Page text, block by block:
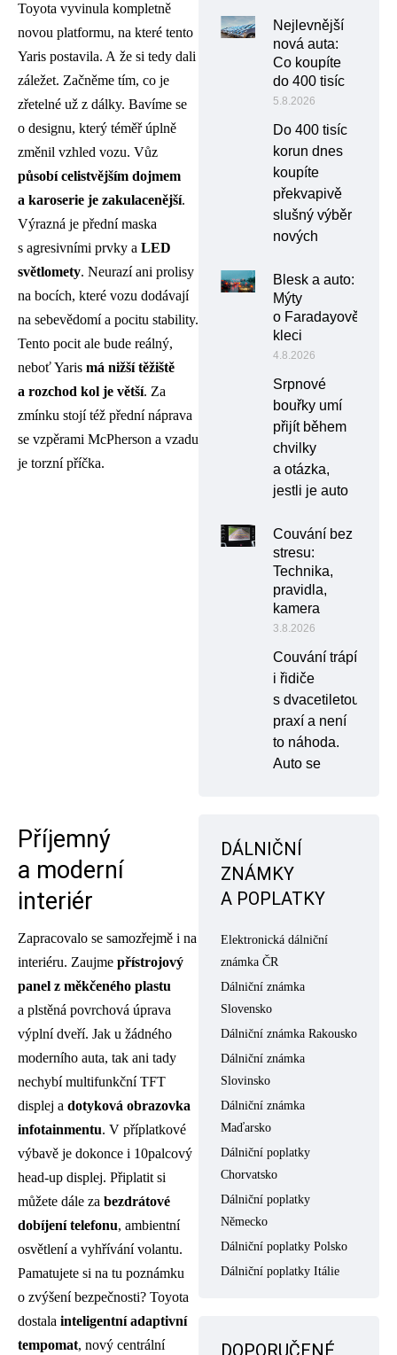
Toyota vyvinula kompletně
novou platformu, na které tento
Yaris postavila. A že si tedy dali
záležet. Začněme tím, co je
zřetelné už z dálky. Bavíme se
o designu, který téměř úplně
změnil vzhled vozu. Vůz
působí celistvějším dojmem
a karoserie je zakulacenější.
Výrazná je přední maska
s agresivními prvky a LED
světlomety. Neurazí ani prolisy
na bocích, které vozu dodávají
na sebevědomí a pocitu stability.
Tento pocit ale bude reálný,
neboť Yaris má nižší těžiště
a rozchod kol je větší. Za
zmínku stojí též přední náprava
se vzpěrami McPherson a vzadu
je torzní příčka.
Příjemný
a moderní
interiér
Zapracovalo se samozřejmě i na
interiéru. Zaujme přístrojový
panel z měkčeného plastu
a plstěná povrchová úprava
výplní dveří. Jak u žádného
moderního auta, tak ani tady
nechybí multifunkční TFT
displej a dotyková obrazovka
infotainmentu. V příplatkové
výbavě je dokonce i 10palcový
head-up displej. Připlatit si
můžete dále za bezdrátové
dobíjení telefonu, ambientní
osvětlení a vyhřívání volantu.
Pamatujete si na tu poznámku
o zvýšení bezpečnosti? Toyota
dostala inteligentní adaptivní
tempomat, nový centrální
Nejlevnější
nová auta:
Co koupíte
do 400 tisíc
5.8.2026
Do 400 tisíc
korun dnes
koupíte
překvapivě
slušný výběr
nových
Blesk a auto:
Mýty
o Faradayově
kleci
4.8.2026
Srpnové
bouřky umí
přijít během
chvilky
a otázka,
jestli je auto
Couvání bez
stresu:
Technika,
pravidla,
kamera
3.8.2026
Couvání trápí
i řidiče
s dvacetiletou
praxí a není
to náhoda.
Auto se
DÁLNIČNÍ
ZNÁMKY
A POPLATKY
Elektronická dálniční
známka ČR
Dálniční známka
Slovensko
Dálniční známka Rakousko
Dálniční známka
Slovinsko
Dálniční známka
Maďarsko
Dálniční poplatky
Chorvatsko
Dálniční poplatky
Německo
Dálniční poplatky Polsko
Dálniční poplatky Itálie
DOPORUČENÉ